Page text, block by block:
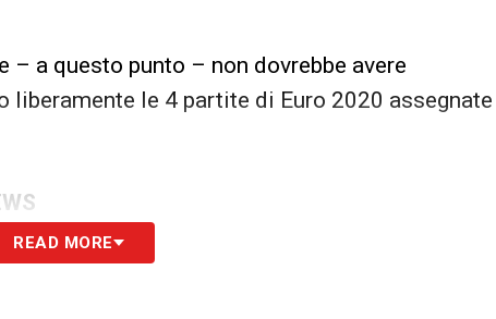
– a questo punto – non dovrebbe avere
liberamente le 4 partite di Euro 2020 assegnate
READ MORE